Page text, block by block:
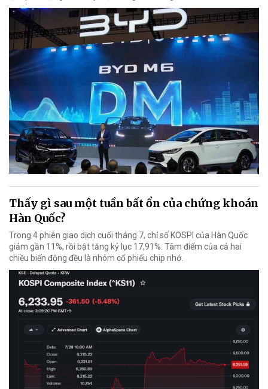
Thấy gì sau một tuần bất ổn của chứng khoán
Hàn Quốc?
Trong 4 phiên giao dịch cuối tháng 7, chỉ số KOSPI của Hàn Quốc
giảm gần 11%, rồi bật tăng kỷ lục 17,91%. Tâm điểm của cả hai
chiều biến động đều là nhóm cổ phiếu chip nhớ.